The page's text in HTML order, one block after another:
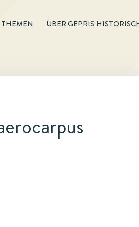
THEMEN ÜBER GEPRIS